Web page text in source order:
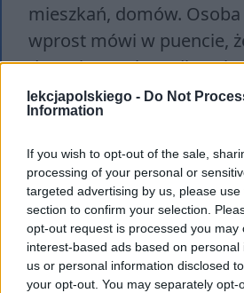
lekcjapolskiego - Do Not
Information
If you wish to opt-out of the sale,
processing of your personal or
targeted advertising by us, please
section to confirm your selection.
opt-out request is processed you may
interest-based ads based on
us or personal information disclosed
your opt-out. You may separately opt-
mieszkań, domów.
wprost mówi w puencie,
docenia to tak rzadko
wrażliwość na taki
nietypowym,
wstaje już, gdy całe to
a słońce jest już wysoko.
„ustanowieniem dnia”,
musiało zadbać,
pozycję. Utwór w pewien
polemizuje z wartościami